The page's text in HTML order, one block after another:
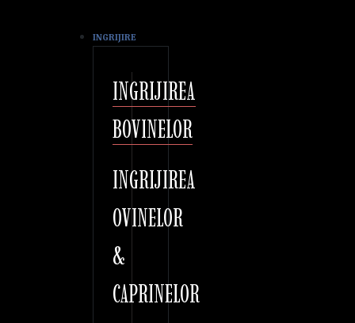
INGRIJIRE
INGRIJIREA
BOVINELOR
INGRIJIREA
OVINELOR
&
CAPRINELOR